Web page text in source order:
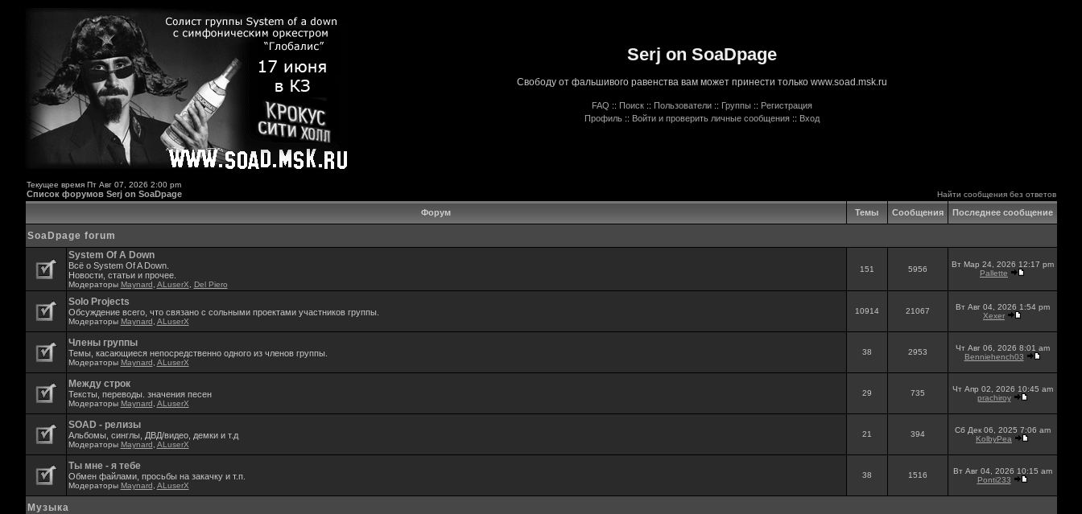
Serj on SoaDpage
Свободу от фальшивого равенства вам может принести только www.soad.msk.ru
FAQ :: Поиск :: Пользователи :: Группы :: Регистрация
Профиль :: Войти и проверить личные сообщения :: Вход
Текущее время Пт Авг 07, 2026 2:00 pm
Список форумов Serj on SoaDpage Найти сообщения без ответов
Форум Темы Сообщения Последнее сообщение
SoaDpage forum
System Of A Down
Всё о System Of A Down.
Новости, статьи и прочее.
Модераторы Maynard ALuserX Del Piero
151 5956
Вт Мар 24, 2026 12:17 pm
Pallette
Solo Projects
Обсуждение всего, что связано с сольными проектами участников группы.
Модераторы Maynard ALuserX
10914 21067
Вт Авг 04, 2026 1:54 pm
Xexer
Члены группы
Темы, касающиеся непосредственно одного из членов группы.
Модераторы Maynard ALuserX
38 2953
Чт Авг 06, 2026 8:01 am
Benniehench03
Между строк
Тексты, переводы. значения песен
Модераторы Maynard ALuserX
29 735
Чт Апр 02, 2026 10:45 am
prachiroy
SOAD - релизы
Альбомы, синглы, ДВД/видео, демки и т.д
Модераторы Maynard ALuserX
21 394
Сб Дек 06, 2025 7:06 am
KolbyPea
Ты мне - я тебе
Обмен файлами, просьбы на закачку и т.п.
Модераторы Maynard ALuserX
38 1516
Вт Авг 04, 2026 10:15 am
Ponti233
Музыка